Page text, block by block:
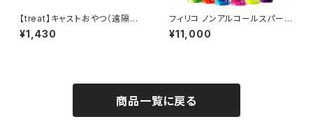
【treat】キャストおやつ（遠隔専
用）
¥1,430
フィリコ ノンアルコールスパーク
リングカクテル（遠隔専用）
¥11,000
商品一覧に戻る